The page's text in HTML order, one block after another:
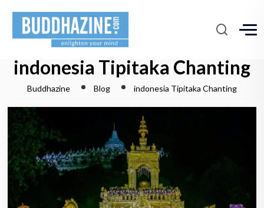
indonesia Tipitaka Chanting
Buddhazine Blog indonesia Tipitaka Chanting